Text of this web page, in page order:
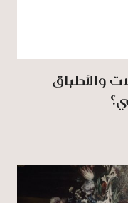
والأطباق